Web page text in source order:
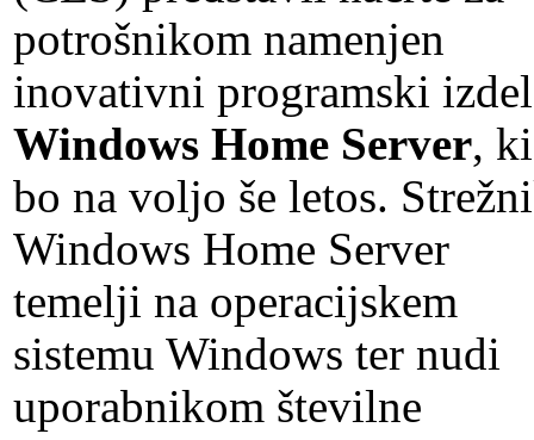
potrošnikom namenjen
inovativni programski
Windows Home Server, ki
bo na voljo še letos.
Windows Home Server
temelji na operacijskem
sistemu Windows ter nudi
uporabnikom številne